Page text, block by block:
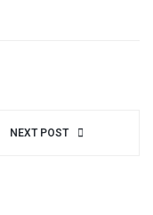
NEXT POST